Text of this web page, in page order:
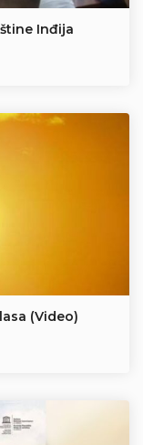
Inđija
(Video)